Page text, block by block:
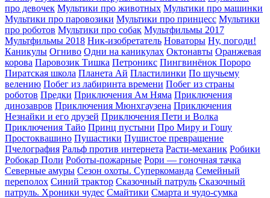
про девочек Мультики про животных Мультики про машинки
Мультики про паровозики Мультики про принцесс Мультики
про роботов Мультики про собак Мультфильмы 2017
Мультфильмы 2018 Ник-изобретатель Новаторы Ну, погоди!
Каникулы Огниво Одни на каникулах Октонавты Оранжевая
корова Паровозик Тишка Петроникс Пингвинёнок Пороро
Пиратская школа Планета Aй Пластилинки По щучьему
велению Побег из лабиринта времени Побег из страны
роботов Предки Приключения Ам Няма Приключения
динозавров Приключения Мюнхгаузена Приключения
Незнайки и его друзей Приключения Пети и Волка
Приключения Тайо Принц пустыни Про Миру и Гошу
Простоквашино Пушастики Пушистое превращение
Пчелография Ральф против интернета Расти-механик Робики
Робокар Поли Роботы-пожарные Рори — гоночная тачка
Северные амуры Сезон охоты. Суперкоманда Семейный
переполох Синий трактор Сказочный патруль Сказочный
патруль. Хроники чудес Смайтики Смарта и чудо-сумка